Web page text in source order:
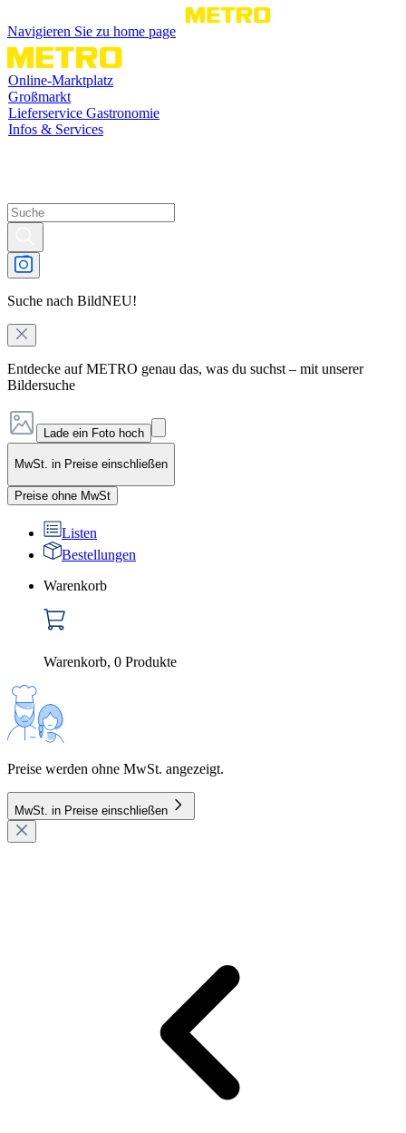
Navigieren Sie zu home page
Online-Marktplatz
Großmarkt
Lieferservice Gastronomie
Infos & Services
Suche nach BildNEU!
Entdecke auf METRO genau das, was du suchst – mit unserer
Bildersuche
Lade ein Foto hoch
MwSt. in Preise einschließen
Preise ohne MwSt
Listen
Bestellungen
Warenkorb
Warenkorb, 0 Produkte
Preise werden ohne MwSt. angezeigt.
MwSt. in Preise einschließen